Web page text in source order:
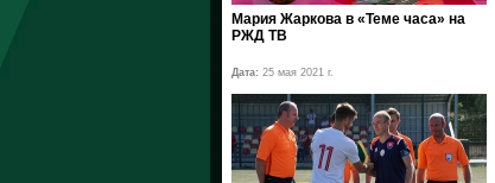
Мария Жаркова в «Теме часа» на
РЖД ТВ
Дата: 25 мая 2021 г.